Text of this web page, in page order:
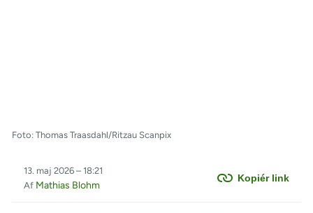
Foto: Thomas Traasdahl/Ritzau Scanpix
Kopiér link
13. maj 2026 – 18:21
Af Mathias Blohm